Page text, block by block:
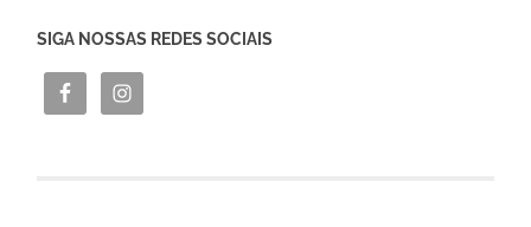
SIGA NOSSAS REDES SOCIAIS